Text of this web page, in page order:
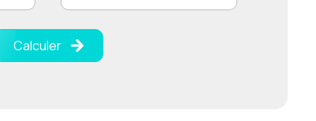
Calculer